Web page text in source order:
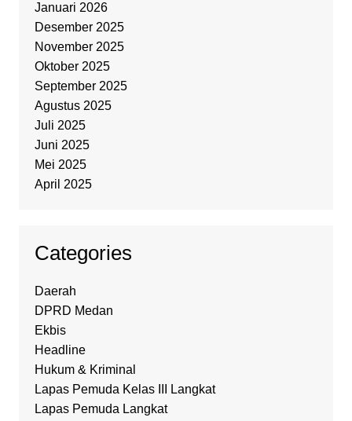
Januari 2026
Desember 2025
November 2025
Oktober 2025
September 2025
Agustus 2025
Juli 2025
Juni 2025
Mei 2025
April 2025
Categories
Daerah
DPRD Medan
Ekbis
Headline
Hukum & Kriminal
Lapas Pemuda Kelas III Langkat
Lapas Pemuda Langkat